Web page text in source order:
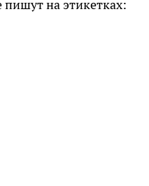
на этикетках: